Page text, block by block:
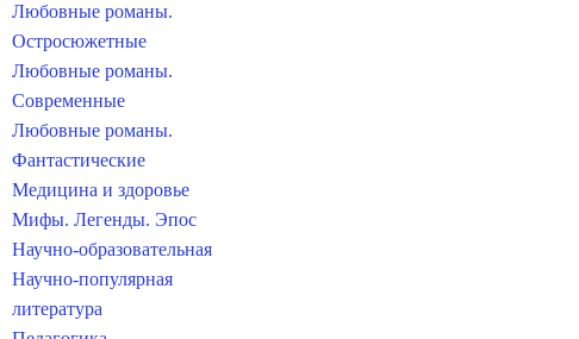
Любовные романы.
Остросюжетные
Любовные романы.
Современные
Любовные романы.
Фантастические
Медицина и здоровье
Мифы. Легенды. Эпос
Научно-образовательная
Научно-популярная
литература